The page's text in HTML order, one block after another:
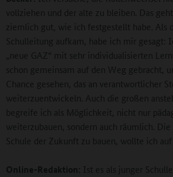
vollziehen und der alte zu bleiben. Das
ziemlich gut, wie ich festgestellt habe. Als
Schulleitung aufkam, habe ich mir gesagt:
„neue GAZ“ mit sehr individualisierten
schon gemeinsam auf den Weg gebracht,
Chance gesehen, das an verantwortlicher
weiterzuentwickeln. Auch die großen
begreife ich als Möglichkeit, nicht nur
weiterzubauen, sondern auch räumlich.
Schule der Zukunft zu bauen, wollte ich
Online-Redaktion: Ist es als junger